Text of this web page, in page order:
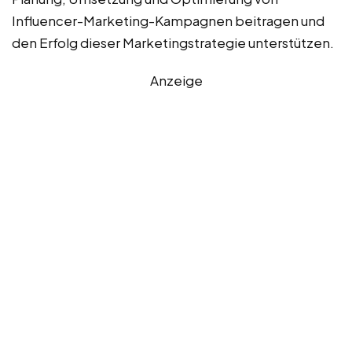
Influencer-Marketing-Kampagnen beitragen und
den Erfolg dieser Marketingstrategie unterstützen.
Anzeige